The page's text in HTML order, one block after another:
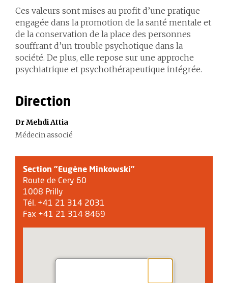
Ces valeurs sont mises au profit d’une pratique
engagée dans la promotion de la santé mentale et
de la conservation de la place des personnes
souffrant d’un trouble psychotique dans la
société. De plus, elle repose sur une approche
psychiatrique et psychothérapeutique intégrée.
Direction
Dr Mehdi Attia
Médecin associé
Section "Eugène Minkowski"
Route de Cery 60
1008 Prilly
Tél. +41 21 314 2031
Fax +41 21 314 8469